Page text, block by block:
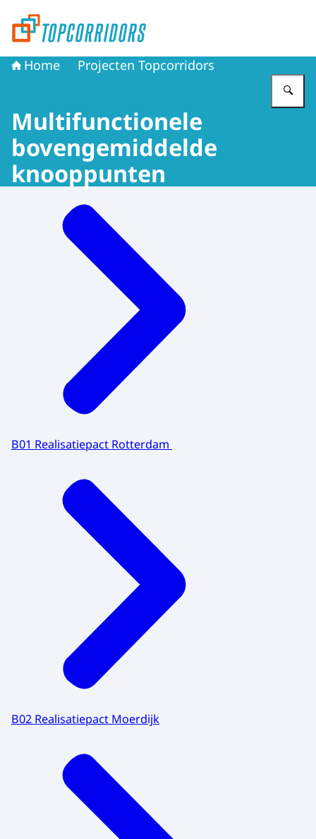
Home Projecten Topcorridors
Multifunctionele
bovengemiddelde
knooppunten
B01 Realisatiepact Rotterdam
B02 Realisatiepact Moerdijk